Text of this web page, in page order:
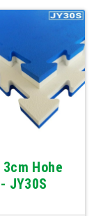
Hohe
JY30S